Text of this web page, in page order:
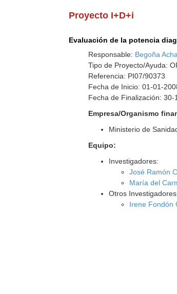
Proyecto I+D+i
Evaluación de la potencia
Responsable: Begoña
Tipo de Proyecto/Ayuda:
Referencia: PI07/90373
Fecha de Inicio: 01-01-
Fecha de Finalización: 30-
Empresa/Organismo
Ministerio de
Equipo:
Investigadores:
José Ramón
María del
Otros
Irene Fondón